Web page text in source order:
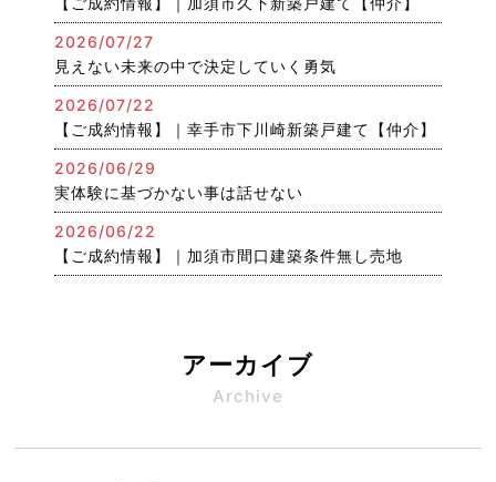
2026/07/27
見えない未来の中で決定していく勇気
2026/07/22
【ご成約情報】｜幸手市下川崎新築戸建て【仲介】
2026/06/29
実体験に基づかない事は話せない
2026/06/22
【ご成約情報】｜加須市間口建築条件無し売地
アーカイブ
Archive